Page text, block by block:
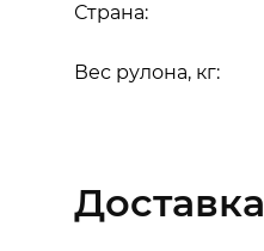
Вес рулона, кг:
Страна:
Доставка